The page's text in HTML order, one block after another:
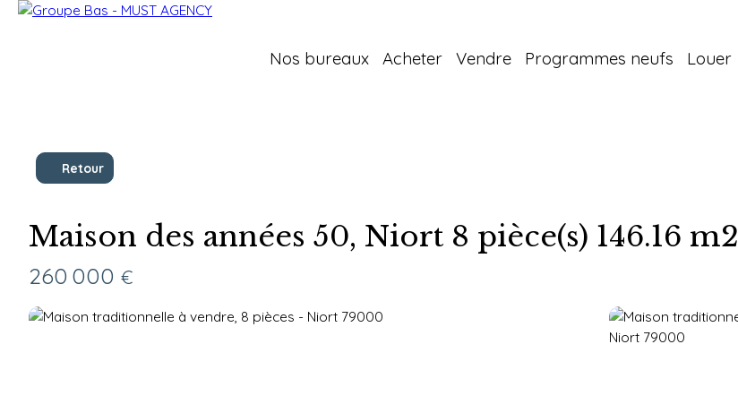
Nos bureaux Acheter Vendre Programmes neufs Louer
Retour
Maison des années 50, Niort 8 pièce(s) 146.16 m2
260 000 €